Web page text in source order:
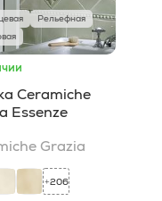
Рельефная
Ceramiche
Essenze
Grazia
+206